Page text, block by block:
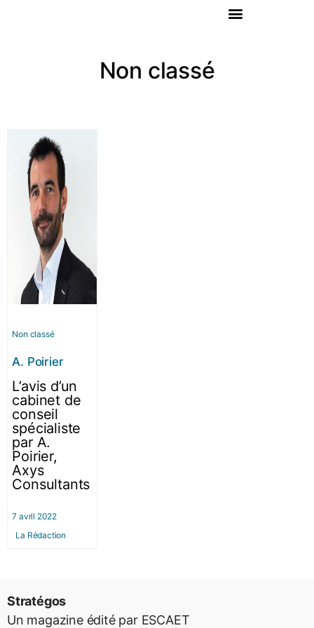
Non classé
Non classé
A. Poirier
L’avis d’un
cabinet de
conseil
spécialiste
par A.
Poirier,
Axys
Consultants
7 avril 2022
La Rédaction
Stratégos
Un magazine édité par ESCAET